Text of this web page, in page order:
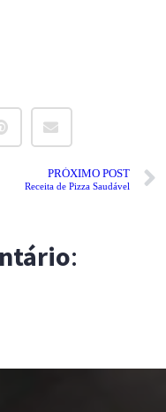
PRÓXIMO POST
Receita de Pizza Saudável
: